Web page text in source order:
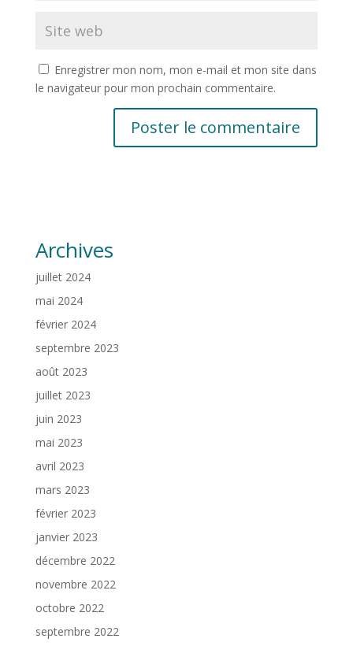
Enregistrer mon nom, mon e-mail et mon site dans
le navigateur pour mon prochain commentaire.
Archives
juillet 2024
mai 2024
février 2024
septembre 2023
août 2023
juillet 2023
juin 2023
mai 2023
avril 2023
mars 2023
février 2023
janvier 2023
décembre 2022
novembre 2022
octobre 2022
septembre 2022